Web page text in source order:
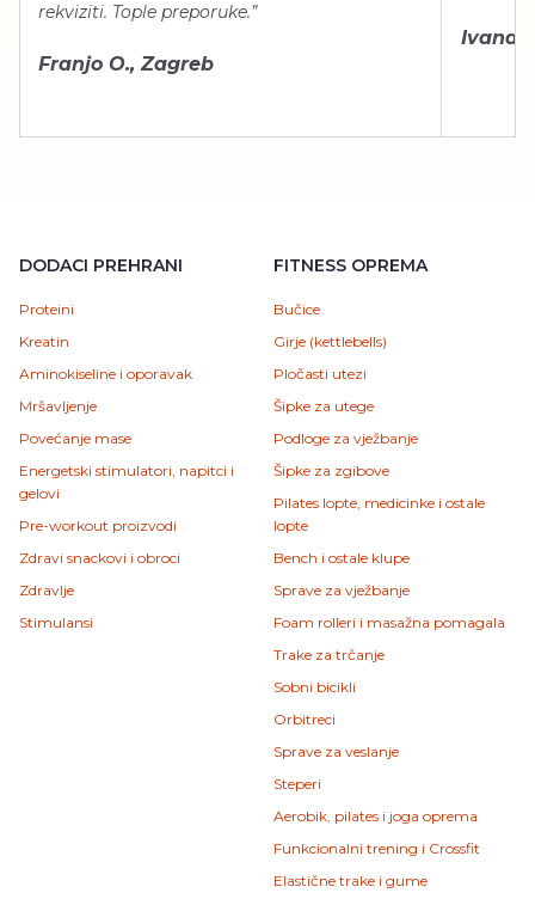
rekviziti. Tople preporuke.”
Franjo O., Zagreb
Ivana
DODACI PREHRANI
Proteini
Kreatin
Aminokiseline i oporavak
Mršavljenje
Povećanje mase
Energetski stimulatori, napitci i
gelovi
Pre-workout proizvodi
Zdravi snackovi i obroci
Zdravlje
Stimulansi
FITNESS OPREMA
Bučice
Girje (kettlebells)
Pločasti utezi
Šipke za utege
Podloge za vježbanje
Šipke za zgibove
Pilates lopte, medicinke i ostale
lopte
Bench i ostale klupe
Sprave za vježbanje
Foam rolleri i masažna pomagala
Trake za trčanje
Sobni bicikli
Orbitreci
Sprave za veslanje
Steperi
Aerobik, pilates i joga oprema
Funkcionalni trening i Crossfit
Elastične trake i gume